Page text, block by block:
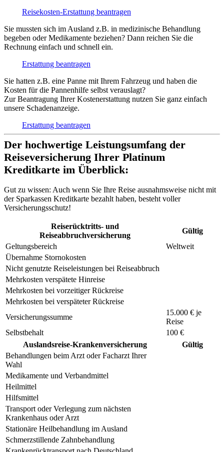
Reisekosten-Erstattung beantragen
Sie mussten sich im Ausland z.B. in medizinische Behandlung
begeben oder Medikamente beziehen? Dann reichen Sie die
Rechnung einfach und schnell ein.
Erstattung beantragen
Sie hatten z.B. eine Panne mit Ihrem Fahrzeug und haben die
Kosten für die Pannenhilfe selbst verauslagt?
Zur Beantragung Ihrer Kostenerstattung nutzen Sie ganz einfach
unsere Schadenanzeige.
Erstattung beantragen
Der hochwertige Leistungsumfang der
Reiseversicherung Ihrer Platinum
Kreditkarte im Überblick:
Gut zu wissen: Auch wenn Sie Ihre Reise ausnahmsweise nicht mit
der Sparkassen Kreditkarte bezahlt haben, besteht voller
Versicherungsschutz!
Reiserücktritts- und
Reiseabbruchversicherung
Gültig
Geltungsbereich
Weltweit
Übernahme Stornokosten
Nicht genutzte Reiseleistungen bei Reiseabbruch
Mehrkosten verspätete Hinreise
Mehrkosten bei vorzeitiger Rückreise
Mehrkosten bei verspäteter Rückreise
Versicherungssumme
15.000 € je
Reise
Selbstbehalt
100 €
Auslandsreise-Krankenversicherung
Gültig
Behandlungen beim Arzt oder Facharzt Ihrer
Wahl
Medikamente und Verbandmittel
Heilmittel
Hilfsmittel
Transport oder Verlegung zum nächsten
Krankenhaus oder Arzt
Stationäre Heilbehandlung im Ausland
Schmerzstillende Zahnbehandlung